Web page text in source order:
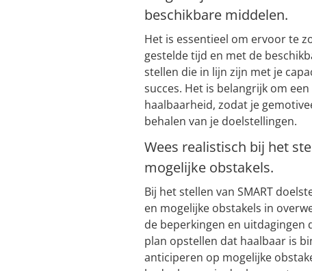
beschikbare middelen.
Het is essentieel om ervoor te
gestelde tijd en met de
stellen die in lijn zijn met je
succes. Het is belangrijk om
haalbaarheid, zodat je
behalen van je doelstellingen.
Wees realistisch bij het
mogelijke obstakels.
Bij het stellen van SMART
en mogelijke obstakels in
de beperkingen en uitdagingen
plan opstellen dat haalbaar is
anticiperen op mogelijke